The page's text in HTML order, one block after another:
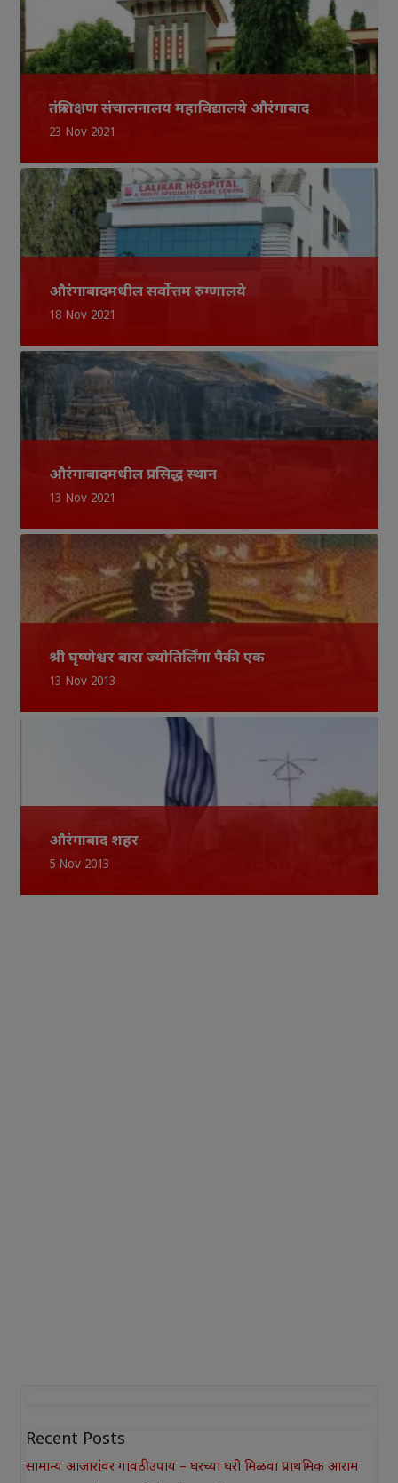
तंत्रशिक्षण संचालनालय महाविद्यालये औरंगाबाद
23 Nov 2021
औरंगाबादमधील सर्वोत्तम रुग्णालये
18 Nov 2021
औरंगाबादमधील प्रसिद्ध स्थान
13 Nov 2021
श्री घृष्णेश्वर बारा ज्योतिर्लिंगा पैकी एक
13 Nov 2013
औरंगाबाद शहर
5 Nov 2013
Recent Posts
सामान्य आजारांवर गावठी उपाय – घरच्या घरी मिळवा प्राथमिक आराम